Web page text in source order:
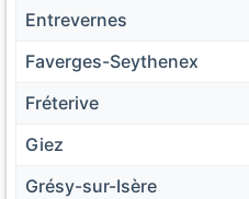
Entrevernes
Faverges-Seythenex
Fréterive
Giez
Grésy-sur-Isère